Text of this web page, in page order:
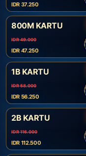
IDR 37.250
800M KARTU
IDR 49.000
IDR 47.250
1B KARTU
IDR 58.000
IDR 56.250
2B KARTU
IDR 116.000
IDR 112.500